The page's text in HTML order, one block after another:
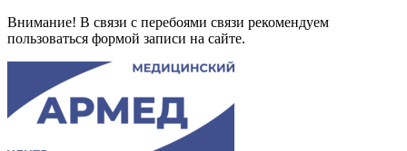
Внимание! В связи с перебоями связи рекомендуем
пользоваться формой записи на сайте.